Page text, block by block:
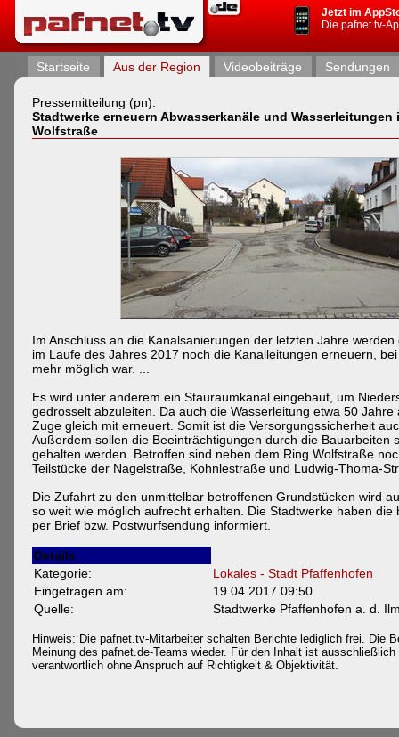
Jetzt im
Die pafnet.tv-
Startseite Aus der Region Videobeiträge Sendungen
Pressemitteilung (pn):
Stadtwerke erneuern Abwasserkanäle und Wasserleitungen
Wolfstraße
Im Anschluss an die Kanalsanierungen der letzten Jahre
im Laufe des Jahres 2017 noch die Kanalleitungen erneuern,
mehr möglich war. ...
Es wird unter anderem ein Stauraumkanal eingebaut, um
gedrosselt abzuleiten. Da auch die Wasserleitung etwa 50 Jahre
Zuge gleich mit erneuert. Somit ist die Versorgungssicherheit
Außerdem sollen die Beeinträchtigungen durch die Bauarbeiten
gehalten werden. Betroffen sind neben dem Ring Wolfstraße
Teilstücke der Nagelstraße, Kohnlestraße und Ludwig-Thoma-
Die Zufahrt zu den unmittelbar betroffenen Grundstücken wird
so weit wie möglich aufrecht erhalten. Die Stadtwerke haben die
per Brief bzw. Postwurfsendung informiert.
Details
Kategorie:
Lokales - Stadt Pfaffenhofen
Eingetragen am:
19.04.2017 09:50
Quelle:
Stadtwerke Pfaffenhofen a. d.
Hinweis: Die pafnet.tv-Mitarbeiter schalten Berichte lediglich frei. Die
Meinung des pafnet.de-Teams wieder. Für den Inhalt ist
verantwortlich ohne Anspruch auf Richtigkeit & Objektivität.